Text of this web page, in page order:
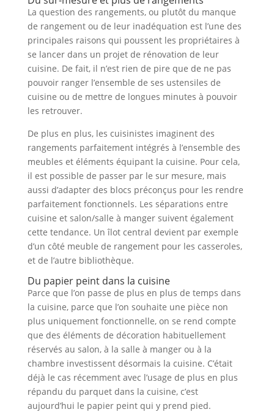
La question des rangements, ou plutôt du manque
de rangement ou de leur inadéquation est l’une des
principales raisons qui poussent les propriétaires à
se lancer dans un projet de rénovation de leur
cuisine. De fait, il n’est rien de pire que de ne pas
pouvoir ranger l’ensemble de ses ustensiles de
cuisine ou de mettre de longues minutes à pouvoir
les retrouver.
De plus en plus, les cuisinistes imaginent des
rangements parfaitement intégrés à l’ensemble des
meubles et éléments équipant la cuisine. Pour cela,
il est possible de passer par le sur mesure, mais
aussi d’adapter des blocs préconçus pour les rendre
parfaitement fonctionnels. Les séparations entre
cuisine et salon/salle à manger suivent également
cette tendance. Un îlot central devient par exemple
d’un côté meuble de rangement pour les casseroles,
et de l’autre bibliothèque.
Du papier peint dans la cuisine
Parce que l’on passe de plus en plus de temps dans
la cuisine, parce que l’on souhaite une pièce non
plus uniquement fonctionnelle, on se rend compte
que des éléments de décoration habituellement
réservés au salon, à la salle à manger ou à la
chambre investissent désormais la cuisine. C’était
déjà le cas récemment avec l’usage de plus en plus
répandu du parquet dans la cuisine, c’est
aujourd’hui le papier peint qui y prend pied.